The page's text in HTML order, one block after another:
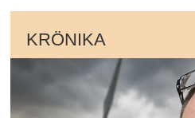
KRÖNIKA